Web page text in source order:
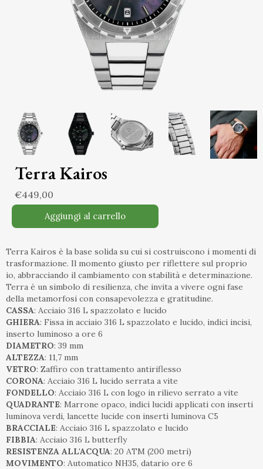
Terra Kairos
€449,00
Aggiungi al carrello
Terra Kairos è la base solida su cui si costruiscono i momenti di
trasformazione. Il momento giusto per riflettere sul proprio
io, abbracciando il cambiamento con stabilità e determinazione.
Terra è un simbolo di resilienza, che invita a vivere ogni fase
della metamorfosi con consapevolezza e gratitudine.
CASSA: Acciaio 316 L spazzolato e lucido
GHIERA: Fissa in acciaio 316 L spazzolato e lucido, indici incisi,
inserto luminoso a ore 6
DIAMETRO: 39 mm
ALTEZZA: 11,7 mm
VETRO: Zaffiro con trattamento antiriflesso
CORONA: Acciaio 316 L lucido serrata a vite
FONDELLO: Acciaio 316 L con logo in rilievo serrato a vite
QUADRANTE: Marrone opaco, indici lucidi applicati con inserti
luminova verdi, lancette lucide con inserti luminova C5
BRACCIALE: Acciaio 316 L spazzolato e lucido
FIBBIA: Acciaio 316 L butterfly
RESISTENZA ALL'ACQUA: 20 ATM (200 metri)
MOVIMENTO: Automatico NH35, datario ore 6